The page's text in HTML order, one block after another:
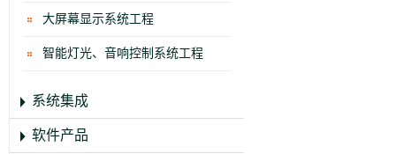
大屏幕显示系统工程
智能灯光、音响控制系统工程
系统集成
软件产品